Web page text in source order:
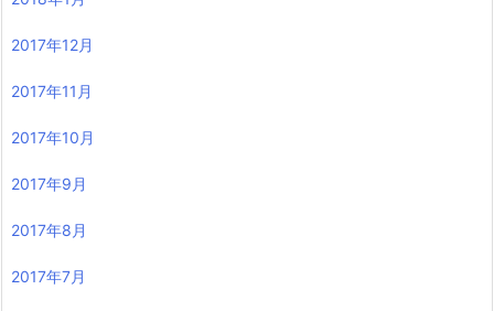
2017年12月
2017年11月
2017年10月
2017年9月
2017年8月
2017年7月